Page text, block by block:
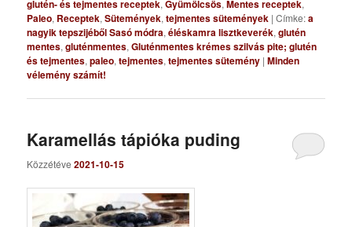
glutén- és tejmentes receptek,Gyümölcsös,Mentes receptek,
Paleo, Receptek,Sütemények,tejmentes sütemények |Címke:a
nagyik tepszijéből Sasó módra,éléskamra lisztkeverék,glutén
mentes,gluténmentes,Gluténmentes krémes szilvás pite; glutén
és tejmentes,paleo,tejmentes,tejmentes sütemény |Minden
vélemény számít!
Karamellás tápióka puding
Közzétéve2021-10-15